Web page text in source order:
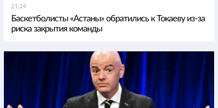
21:24
Баскетболисты «Астаны» обратились к Токаеву из-за
риска закрытия команды